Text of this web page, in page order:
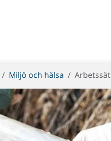
Miljö och hälsa